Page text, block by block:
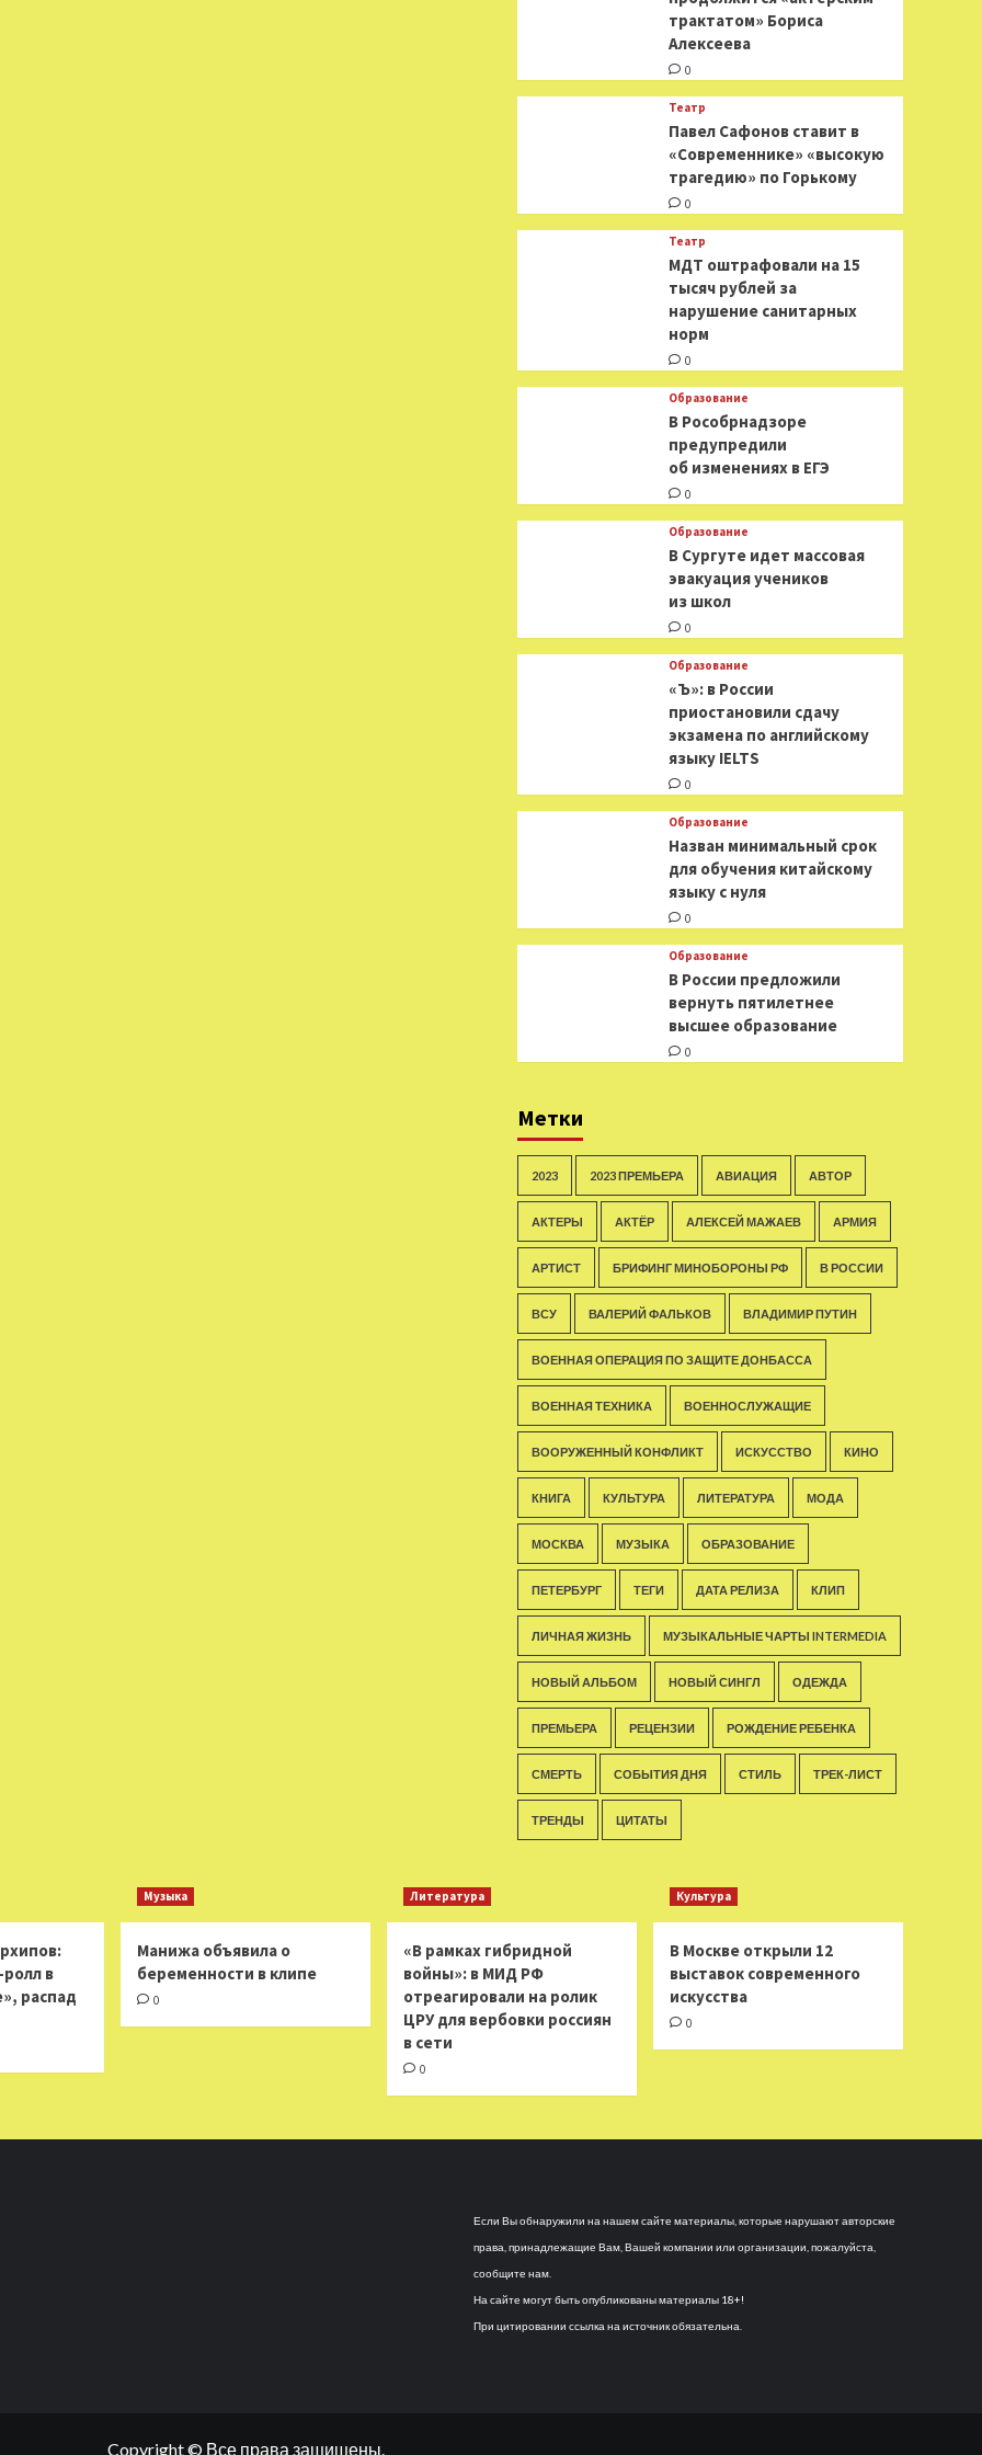
трактатом» Бориса
Алексеева
0
Театр
Павел Сафонов ставит в
«Современнике» «высокую
трагедию» по Горькому
0
Театр
МДТ оштрафовали на 15
тысяч рублей за
нарушение санитарных
норм
0
Образование
В Рособрнадзоре
предупредили
об изменениях в ЕГЭ
0
Образование
В Сургуте идет массовая
эвакуация учеников
из школ
0
Образование
«Ъ»: в России
приостановили сдачу
экзамена по английскому
языку IELTS
0
Образование
Назван минимальный срок
для обучения китайскому
языку с нуля
0
Образование
В России предложили
вернуть пятилетнее
высшее образование
0
Метки
2023 2023 ПРЕМЬЕРА АВИАЦИЯ АВТОР
АКТЕРЫ АКТЁР АЛЕКСЕЙ МАЖАЕВ АРМИЯ
АРТИСТ БРИФИНГ МИНОБОРОНЫ РФ В РОССИИ
ВСУ ВАЛЕРИЙ ФАЛЬКОВ ВЛАДИМИР ПУТИН
ВОЕННАЯ ОПЕРАЦИЯ ПО ЗАЩИТЕ ДОНБАССА
ВОЕННАЯ ТЕХНИКА ВОЕННОСЛУЖАЩИЕ
ВООРУЖЕННЫЙ КОНФЛИКТ ИСКУССТВО КИНО
КНИГА КУЛЬТУРА ЛИТЕРАТУРА МОДА
МОСКВА МУЗЫКА ОБРАЗОВАНИЕ
ПЕТЕРБУРГ ТЕГИ ДАТА РЕЛИЗА КЛИП
ЛИЧНАЯ ЖИЗНЬ МУЗЫКАЛЬНЫЕ ЧАРТЫ INTERMEDIA
НОВЫЙ АЛЬБОМ НОВЫЙ СИНГЛ ОДЕЖДА
ПРЕМЬЕРА РЕЦЕНЗИИ РОЖДЕНИЕ РЕБЕНКА
СМЕРТЬ СОБЫТИЯ ДНЯ СТИЛЬ ТРЕК-ЛИСТ
ТРЕНДЫ ЦИТАТЫ
в
распад
Музыка
Манижа объявила о
беременности в клипе
0
Литература
«В рамках гибридной
войны»: в МИД РФ
отреагировали на ролик
ЦРУ для вербовки россиян
в сети
0
Культура
В Москве открыли 12
выставок современного
искусства
0
Если Вы обнаружили на нашем сайте материалы, которые нарушают авторские
права, принадлежащие Вам, Вашей компании или организации, пожалуйста,
сообщите нам.
На сайте могут быть опубликованы материалы 18+!
При цитировании ссылка на источник обязательна.
Copyright © Все права защищены.